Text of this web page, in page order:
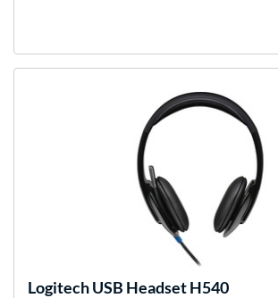
LogitechUSB Headset H540